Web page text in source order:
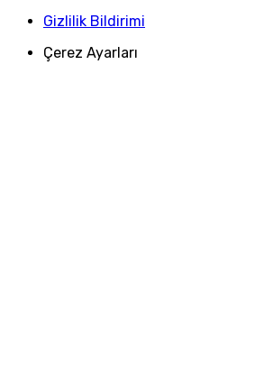
Gizlilik Bildirimi
Çerez Ayarları